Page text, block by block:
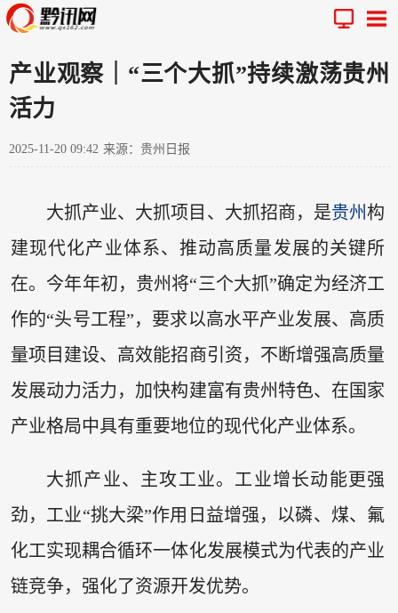
产业观察｜“三个大抓”持续激荡贵州
活力
2025-11-20 09:42 来源：贵州日报
大抓产业、大抓项目、大抓招商，是贵州构
建现代化产业体系、推动高质量发展的关键所
在。今年年初，贵州将“三个大抓”确定为经济工
作的“头号工程”，要求以高水平产业发展、高质
量项目建设、高效能招商引资，不断增强高质量
发展动力活力，加快构建富有贵州特色、在国家
产业格局中具有重要地位的现代化产业体系。
大抓产业、主攻工业。工业增长动能更强
劲，工业“挑大梁”作用日益增强，以磷、煤、氟
化工实现耦合循环一体化发展模式为代表的产业
链竞争，强化了资源开发优势。